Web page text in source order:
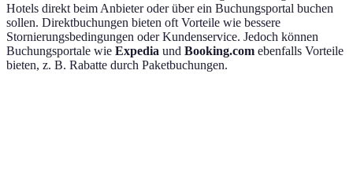
Hotels direkt beim Anbieter oder über ein Buchungsportal buchen
sollen. Direktbuchungen bieten oft Vorteile wie bessere
Stornierungsbedingungen oder Kundenservice. Jedoch können
Buchungsportale wie Expedia und Booking.com ebenfalls Vorteile
bieten, z. B. Rabatte durch Paketbuchungen.